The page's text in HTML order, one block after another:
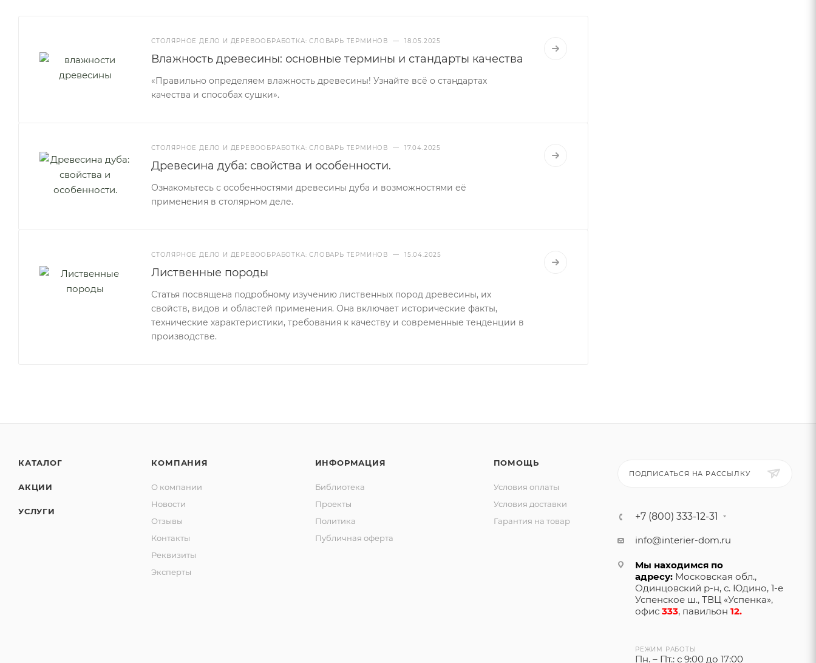
СТОЛЯРНОЕ ДЕЛО И ДЕРЕВООБРАБОТКА: СЛОВАРЬ ТЕРМИНОВ — 18.05.2025
Влажность древесины: основные термины и стандарты качества
«Правильно определяем влажность древесины! Узнайте всё о стандартах
качества и способах сушки».
СТОЛЯРНОЕ ДЕЛО И ДЕРЕВООБРАБОТКА: СЛОВАРЬ ТЕРМИНОВ — 17.04.2025
Древесина дуба: свойства и особенности.
Ознакомьтесь с особенностями древесины дуба и возможностями её
применения в столярном деле.
СТОЛЯРНОЕ ДЕЛО И ДЕРЕВООБРАБОТКА: СЛОВАРЬ ТЕРМИНОВ — 15.04.2025
Лиственные породы
Статья посвящена подробному изучению лиственных пород древесины, их
свойств, видов и областей применения. Она включает исторические факты,
технические характеристики, требования к качеству и современные тенденции в
производстве.
КАТАЛОГ
АКЦИИ
УСЛУГИ
КОМПАНИЯ
О компании
Новости
Отзывы
Контакты
Реквизиты
Эксперты
ИНФОРМАЦИЯ
Библиотека
Проекты
Политика
Публичная оферта
ПОМОЩЬ
Условия оплаты
Условия доставки
Гарантия на товар
ПОДПИСАТЬСЯ НА РАССЫЛКУ
+7 (800) 333-12-31
info@interier-dom.ru
Мы находимся по
адресу:Московская обл.,
Одинцовский р-н, с. Юдино, 1-е
Успенское ш., ТВЦ «Успенка»,
офис 333, павильон 12.
РЕЖИМ РАБОТЫ
Пн. – Пт.: с 9:00 до 17:00